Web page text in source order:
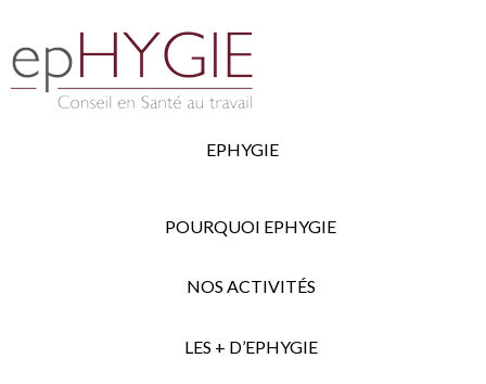
EPHYGIE
POURQUOI EPHYGIE
NOS ACTIVITÉS
LES + D’EPHYGIE